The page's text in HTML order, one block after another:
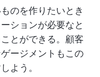
のを作りたいとき
ションが必要なと
とができる。顧客
ージメントもこの
よう。